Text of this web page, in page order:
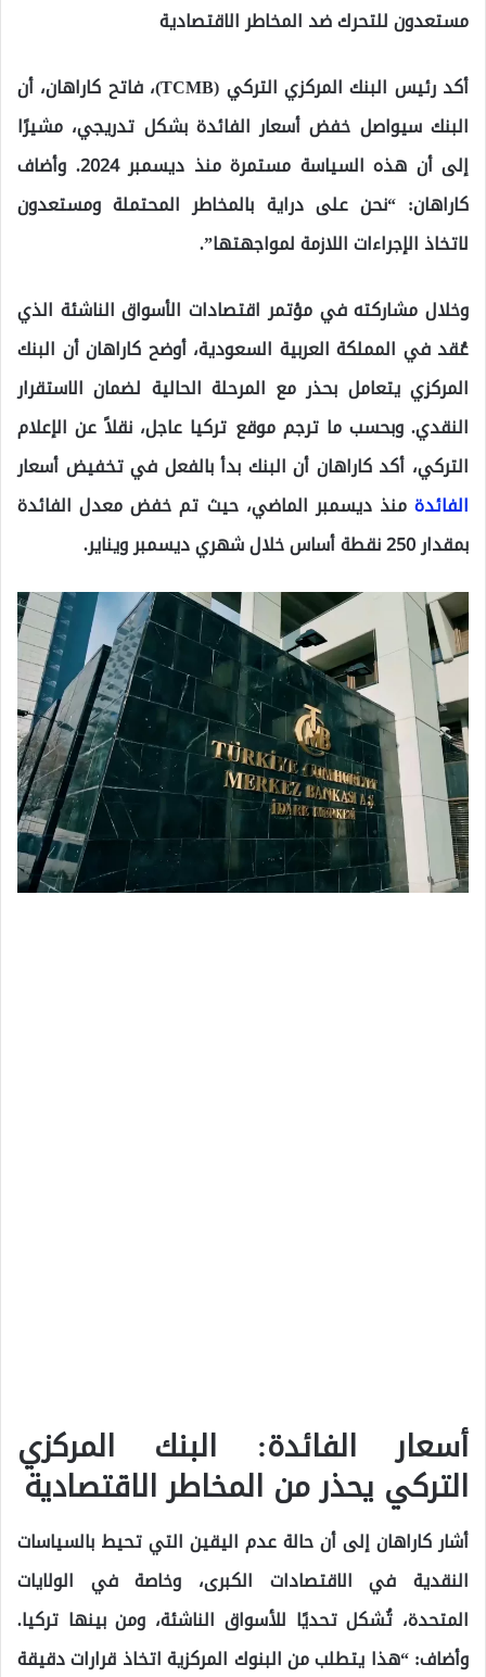
مستعدون للتحرك ضد المخاطر الاقتصادية
أكد رئيس البنك المركزي التركي (TCMB)، فاتح كاراهان، أن
البنك سيواصل خفض أسعار الفائدة بشكل تدريجي، مشيرًا
إلى أن هذه السياسة مستمرة منذ ديسمبر 2024. وأضاف
كاراهان: “نحن على دراية بالمخاطر المحتملة ومستعدون
لاتخاذ الإجراءات اللازمة لمواجهتها”.
وخلال مشاركته في مؤتمر اقتصادات الأسواق الناشئة الذي
عُقد في المملكة العربية السعودية، أوضح كاراهان أن البنك
المركزي يتعامل بحذر مع المرحلة الحالية لضمان الاستقرار
النقدي. وبحسب ما ترجم موقع تركيا عاجل، نقلاً عن الإعلام
التركي، أكد كاراهان أن البنك بدأ بالفعل في تخفيض أسعار
الفائدة منذ ديسمبر الماضي، حيث تم خفض معدل الفائدة
بمقدار 250 نقطة أساس خلال شهري ديسمبر ويناير.
أسعار الفائدة: البنك المركزي
التركي يحذر من المخاطر الاقتصادية
أشار كاراهان إلى أن حالة عدم اليقين التي تحيط بالسياسات
النقدية في الاقتصادات الكبرى، وخاصة في الولايات
المتحدة، تُشكل تحديًا للأسواق الناشئة، ومن بينها تركيا.
وأضاف: “هذا يتطلب من البنوك المركزية اتخاذ قرارات دقيقة